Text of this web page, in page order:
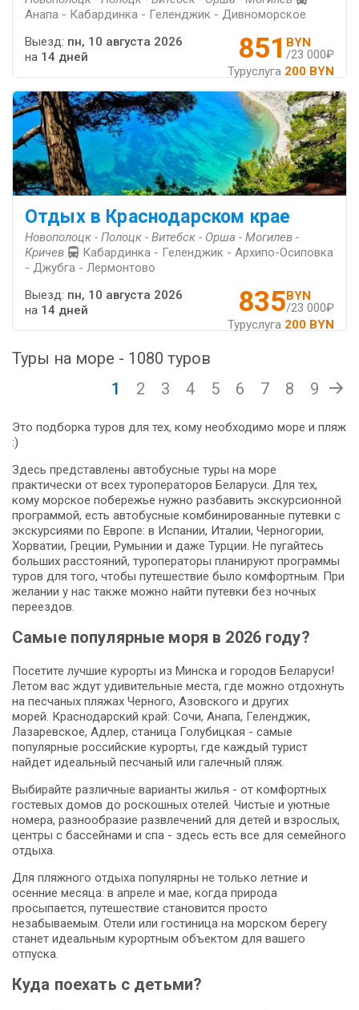
Анапа - Кабардинка - Геленджик - Дивноморское
851 BYN
/23 000₽
Туруслуга 200 BYN
Выезд: пн, 10 августа 2026
на 14 дней
Отдых в Краснодарском крае
Новополоцк - Полоцк - Витебск - Орша - Могилев -
Кричев
Кабардинка - Геленджик - Архипо-Осиповка
- Джубга - Лермонтово
835BYN
/23 000₽
Туруслуга 200 BYN
Выезд: пн, 10 августа 2026
на 14 дней
Туры на море - 1080 туров
1
2 3 4 5 6 7 8 9
Это подборка туров для тех, кому необходимо море и пляж
:)
Здесь представлены автобусные туры на море
практически от всех туроператоров Беларуси. Для тех,
кому морское побережье нужно разбавить экскурсионной
программой, есть автобусные комбинированные путевки с
экскурсиями по Европе: в Испании, Италии, Черногории,
Хорватии, Греции, Румынии и даже Турции. Не пугайтесь
больших расстояний, туроператоры планируют программы
туров для того, чтобы путешествие было комфортным. При
желании у нас также можно найти путевки без ночных
переездов.
Самые популярные моря в 2026 году?
Посетите лучшие курорты из Минска и городов Беларуси!
Летом вас ждут удивительные места, где можно отдохнуть
на песчаных пляжах Черного, Азовского и других
морей. Краснодарский край: Сочи, Анапа, Геленджик,
Лазаревское, Адлер, станица Голубицкая - самые
популярные российские курорты, где каждый турист
найдет идеальный песчаный или галечный пляж.
Выбирайте различные варианты жилья - от комфортных
гостевых домов до роскошных отелей. Чистые и уютные
номера, разнообразие развлечений для детей и взрослых,
центры с бассейнами и спа - здесь есть все для семейного
отдыха.
Для пляжного отдыха популярны не только летние и
осенние месяца: в апреле и мае, когда природа
просыпается, путешествие становится просто
незабываемым. Отели или гостиница на морском берегу
станет идеальным курортным объектом для вашего
отпуска.
Куда поехать с детьми?